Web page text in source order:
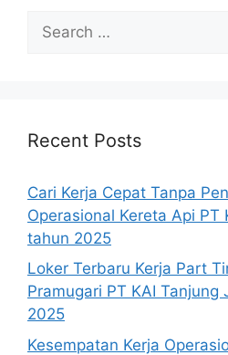
for:
Recent Posts
Cari Kerja Cepat Tanpa
Operasional Kereta Api PT
tahun 2025
Loker Terbaru Kerja Part
Pramugari PT KAI
2025
Kesempatan Kerja